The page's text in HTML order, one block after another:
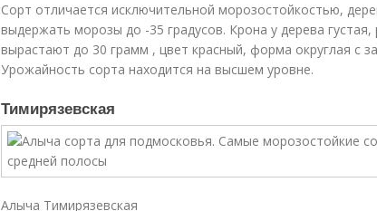
Сорт отличается исключительной морозостойкостью,
выдержать морозы до -35 градусов. Крона у дерева
вырастают до 30 грамм , цвет красный, форма округлая с
Урожайность сорта находится на высшем уровне.
Тимирязевская
Алыча Тимирязевская